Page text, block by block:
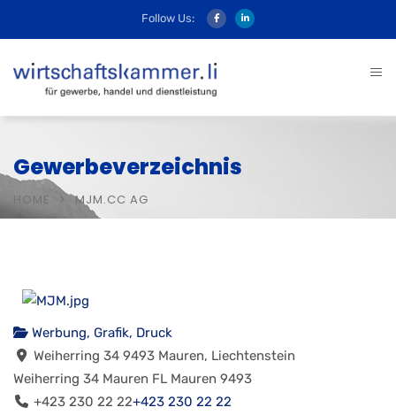
Follow Us:
Gewerbeverzeichnis
HOME MJM.CC AG
Werbung, Grafik, Druck
Weiherring 34 9493 Mauren, Liechtenstein
Weiherring 34 Mauren FL Mauren 9493
+423 230 22 22+423 230 22 22